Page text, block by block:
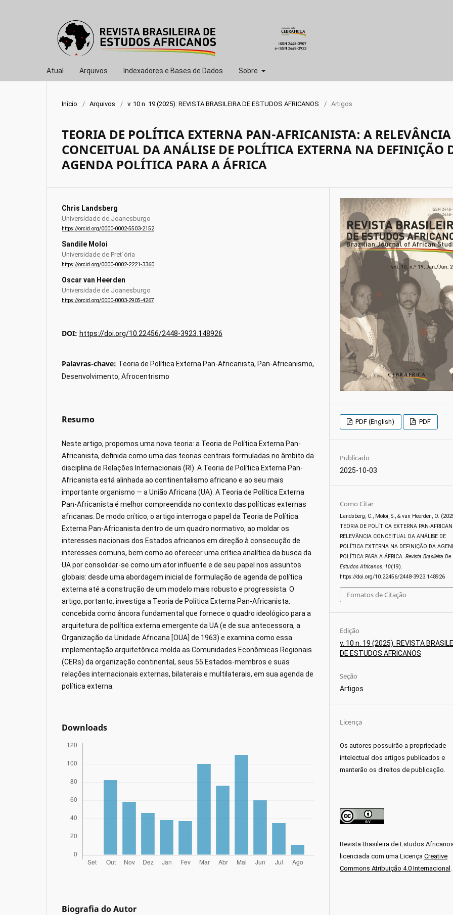
Atual Arquivos Indexadores e Bases de Dados Sobre
Início / Arquivos / v. 10 n. 19 (2025): REVISTA BRASILEIRA DE ESTUDOS AFRICANOS / Artigos
TEORIA DE POLÍTICA EXTERNA PAN-AFRICANISTA: A RELEVÂNCIA
CONCEITUAL DA ANÁLISE DE POLÍTICA EXTERNA NA DEFINIÇÃO
AGENDA POLÍTICA PARA A ÁFRICA
Chris Landsberg
Universidade de Joanesburgo
https://orcid.org/0000-0002-5503-2152
Sandile Moloi
Universidade de Pret´ória
https://orcid.org/0000-0002-2221-3360
Oscar van Heerden
Universidade de Joanesburgo
https://orcid.org/0000-0003-2905-4267
DOI: https://doi.org/10.22456/2448-3923.148926
Palavras-chave: Teoria de Política Externa Pan-Africanista, Pan-Africanismo,
Desenvolvimento, Afrocentrismo
Resumo
Neste artigo, propomos uma nova teoria: a Teoria de Política Externa Pan-
Africanista, definida como uma das teorias centrais formuladas no âmbito da
disciplina de Relações Internacionais (RI). A Teoria de Política Externa Pan-
Africanista está alinhada ao continentalismo africano e ao seu mais
importante organismo — a União Africana (UA). A Teoria de Política Externa
Pan-Africanista é melhor compreendida no contexto das políticas externas
africanas. De modo crítico, o artigo interroga o papel da Teoria de Política
Externa Pan-Africanista dentro de um quadro normativo, ao moldar os
interesses nacionais dos Estados africanos em direção à consecução de
interesses comuns, bem como ao oferecer uma crítica analítica da busca da
UA por consolidar-se como um ator influente e de seu papel nos assuntos
globais: desde uma abordagem inicial de formulação de agenda de política
externa até a construção de um modelo mais robusto e progressista. O
artigo, portanto, investiga a Teoria de Política Externa Pan-Africanista:
concebida como âncora fundamental que fornece o quadro ideológico para a
arquitetura de política externa emergente da UA (e de sua antecessora, a
Organização da Unidade Africana [OUA] de 1963) e examina como essa
implementação arquitetônica molda as Comunidades Econômicas Regionais
(CERs) da organização continental, seus 55 Estados-membros e suas
relações internacionais externas, bilaterais e multilaterais, em sua agenda de
política externa.
Downloads
Biografia do Autor
PDF (English) PDF
Publicado
2025-10-03
Como Citar
Landsberg, C., Moloi, S., & van Heerden, O.
TEORIA DE POLÍTICA EXTERNA PAN-
RELEVÂNCIA CONCEITUAL DA ANÁLISE DE
POLÍTICA EXTERNA NA DEFINIÇÃO DA
POLÍTICA PARA A ÁFRICA.Revista Brasileira De
Estudos Africanos, 10(19).
https://doi.org/10.22456/2448-3923.148926
Fomatos de Citação
Edição
v. 10 n. 19 (2025): REVISTA
DE ESTUDOS AFRICANOS
Seção
Artigos
Licença
Os autores possuirão a propriedade
intelectual dos artigos publicados e
manterão os direitos de publicação.
Revista Brasileira de Estudos
licenciada com uma LicençaCreative
Commons Atribuição 4.0 Internacional .